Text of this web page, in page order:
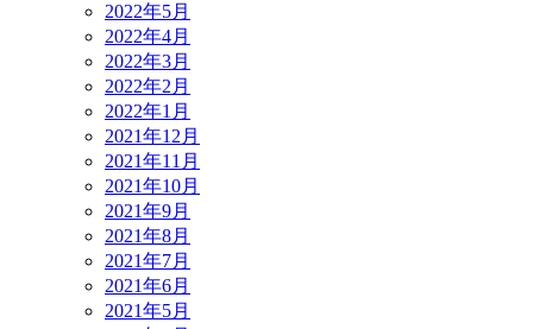
2022年5月
2022年4月
2022年3月
2022年2月
2022年1月
2021年12月
2021年11月
2021年10月
2021年9月
2021年8月
2021年7月
2021年6月
2021年5月